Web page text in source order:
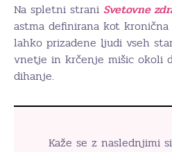
Na spletni strani Svetovne
astma definirana kot
lahko prizadene ljudi vseh
vnetje in krčenje mišic okoli
dihanje.
Kaže se z naslednjimi